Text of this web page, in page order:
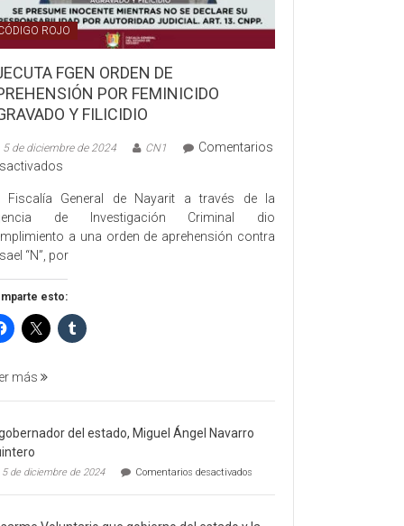
ROJO
FGEN ORDEN DE
POR FEMINICIDO
Y FILICIDIO
5 de diciembre de 2024 CN1
Comentarios
FGEN
ORDEN
DE
APREHENSIÓN
POR
FEMINICIDO
AGRAVADO
Y
Fiscalía General de Nayarit a través de la
de Investigación Criminal dio
a una orden de aprehensión contra
“N”, por
esto:
más
del estado, Miguel Ángel Navarro
5 de diciembre de 2024 Comentarios desactivados
gobernador